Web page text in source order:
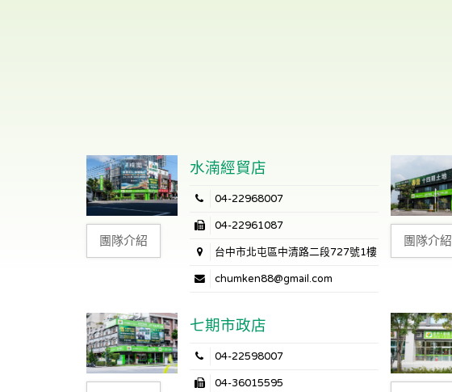
團隊介紹
水湳經貿店
04-22968007
04-22961087
台中市北屯區中清路二段727號1樓
chumken88@gmail.com
團隊介紹
七期市政店
04-22598007
04-36015595